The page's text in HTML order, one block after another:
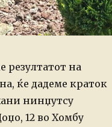
резултатот на
ќе дадеме краток
нинџутсу
12 во Хомбу